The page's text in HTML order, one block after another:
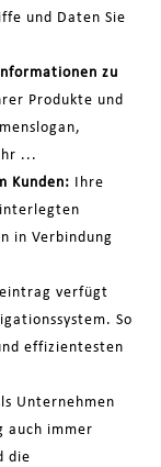
und Daten Sie
zu
Produkte und
...
Kunden: Ihre
in Verbindung
verfügt
So
effizientesten
Unternehmen
auch immer
die